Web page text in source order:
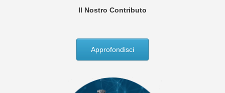
Il Nostro Contributo
Approfondisci